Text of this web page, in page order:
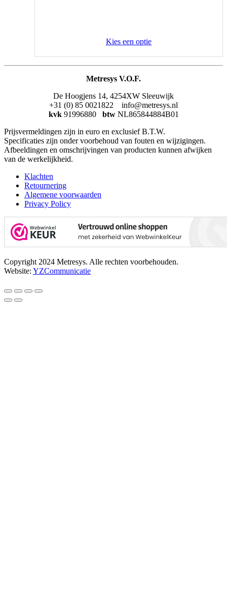
Kies een optie
Metresys V.O.F.
De Hoogjens 14, 4254XW Sleeuwijk
+31 (0) 85 0021822 info@metresys.nl
kvk 91996880 btw NL865844884B01
Prijsvermeldingen zijn in euro en exclusief B.T.W.
Specificaties zijn onder voorbehoud van fouten en wijzigingen.
Afbeeldingen en omschrijvingen van producten kunnen afwijken
van de werkelijkheid.
Klachten
Retournering
Algemene voorwaarden
Privacy Policy
Copyright 2024 Metresys. Alle rechten voorbehouden.
Website: YZCommunicatie